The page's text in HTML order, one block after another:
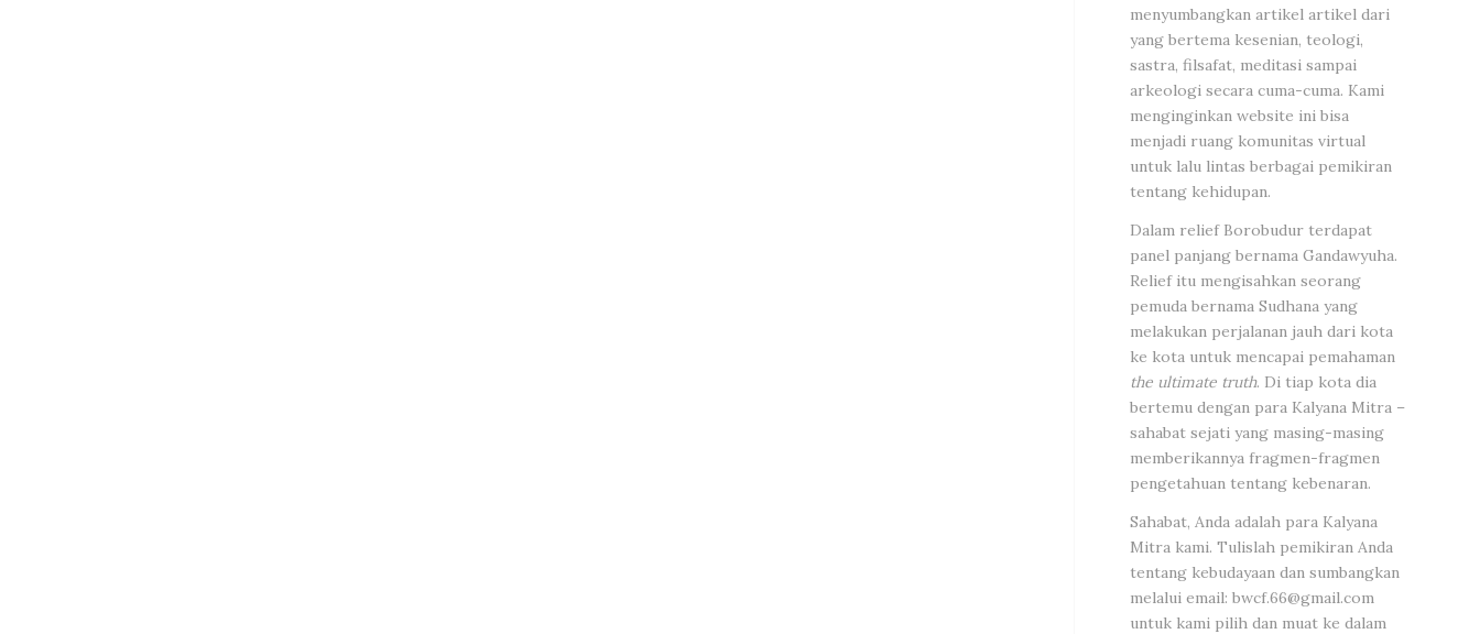
menyumbangkan artikel artikel dari
yang bertema kesenian, teologi,
sastra, filsafat, meditasi sampai
arkeologi secara cuma-cuma. Kami
menginginkan website ini bisa
menjadi ruang komunitas virtual
untuk lalu lintas berbagai pemikiran
tentang kehidupan.
Dalam relief Borobudur terdapat
panel panjang bernama Gandawyuha.
Relief itu mengisahkan seorang
pemuda bernama Sudhana yang
melakukan perjalanan jauh dari kota
ke kota untuk mencapai pemahaman
the ultimate truth. Di tiap kota dia
bertemu dengan para Kalyana Mitra –
sahabat sejati yang masing-masing
memberikannya fragmen-fragmen
pengetahuan tentang kebenaran.
Sahabat, Anda adalah para Kalyana
Mitra kami. Tulislah pemikiran Anda
tentang kebudayaan dan sumbangkan
melalui email: bwcf.66@gmail.com
untuk kami pilih dan muat ke dalam